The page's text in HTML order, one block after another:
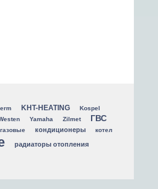
KHT-HEATING
Kospel
Yamaha Zilmet ГВС
кондиционеры котел
радиаторы отопления